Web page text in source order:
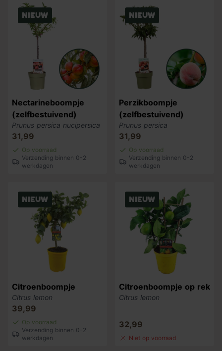
Nieuw
Nectarineboompje
(zelfbestuivend)
Prunus persica nucipersica
31,99
Op voorraad
Verzending binnen 0-2
werkdagen
Nieuw
Perzikboompje
(zelfbestuivend)
Prunus persica
31,99
Op voorraad
Verzending binnen 0-2
werkdagen
Nieuw
Citroenboompje
Citrus lemon
39,99
Op voorraad
Verzending binnen 0-2
werkdagen
Nieuw
Citroenboompje op rek
Citrus lemon
32,99
Niet op voorraad